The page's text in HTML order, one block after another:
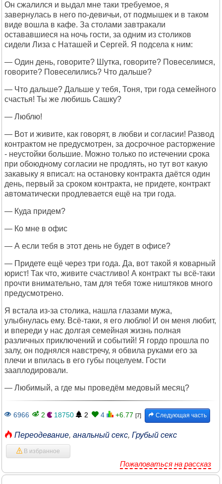
Он сжалился и выдал мне таки требуемое, я
завернулась в него по-девичьи, от подмышек и в таком
виде вошла в кафе. За столами завтракали
остававшиеся на ночь гости, за одним из столиков
сидели Лиза с Наташей и Сергей. Я подсела к ним:
— Один день, говорите? Шутка, говорите? Повеселимся,
говорите? Повеселились? Что дальше?
— Что дальше? Дальше у тебя, Тоня, три года семейного
счастья! Ты же любишь Сашку?
— Люблю!
— Вот и живите, как говорят, в любви и согласии! Развод
контрактом не предусмотрен, за досрочное расторжение
- неустойки большие. Можно только по истечении срока
при обоюдному согласии не продлять, но тут вот какую
закавыку я вписал: на остановку контракта даётся один
день, первый за сроком контракта, не придете, контракт
автоматически продлевается ещё на три года.
— Куда придем?
— Ко мне в офис
— А если тебя в этот день не будет в офисе?
— Придете ещё через три года. Да, вот такой я коварный
юрист! Так что, живите счастливо! А контракт ты всё-таки
прочти внимательно, там для тебя тоже ништяков много
предусмотрено.
Я встала из-за столика, нашла глазами мужа,
улыбнулась ему. Всё-таки, я его люблю! И он меня любит,
и впереди у нас долгая семейная жизнь полная
различных приключений и событий! Я гордо прошла по
залу, он поднялся навстречу, я обвила руками его за
плечи и впилась в его губы поцелуем. Гости
зааплодировали.
— Любимый, а где мы проведём медовый месяц?
6966 2 18750 2 4 +6.77 [7] Следующая часть
Переодевание, анальный секс, Грубый секс
В избранное
Пожаловаться на рассказ